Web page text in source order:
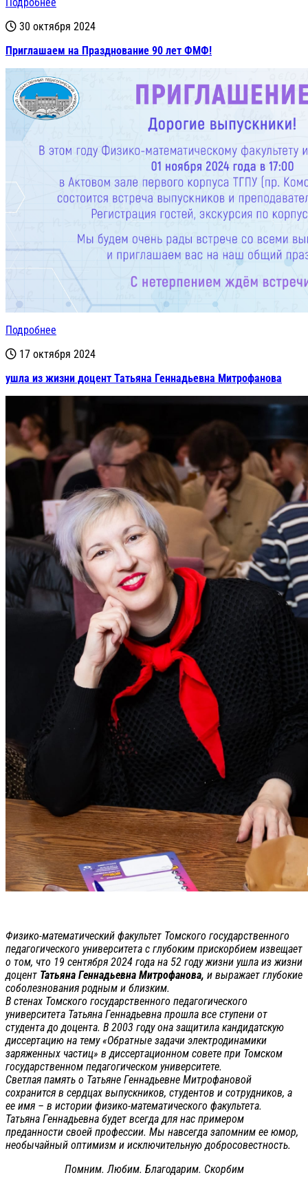
30 октября 2024
Приглашаем на Празднование 90 лет ФМФ!
Подробнее
17 октября 2024
ушла из жизни доцент Татьяна Геннадьевна Митрофанова
Физико-математический факультет Томского государственного
педагогического университета с глубоким прискорбием извещает
о том, что 19 сентября 2024 года на 52 году жизни ушла из жизни
доцент Татьяна Геннадьевна Митрофанова, и выражает глубокие
соболезнования родным и близким.
В стенах Томского государственного педагогического
университета Татьяна Геннадьевна прошла все ступени от
студента до доцента. В 2003 году она защитила кандидатскую
диссертацию на тему «Обратные задачи электродинамики
заряженных частиц» в диссертационном совете при Томском
государственном педагогическом университете.
Светлая память о Татьяне Геннадьевне Митрофановой
сохранится в сердцах выпускников, студентов и сотрудников, а
ее имя – в истории физико-математического факультета.
Татьяна Геннадьевна будет всегда для нас примером
преданности своей профессии. Мы навсегда запомним ее юмор,
необычайный оптимизм и исключительную добросовестность.
Помним. Любим. Благодарим. Скорбим